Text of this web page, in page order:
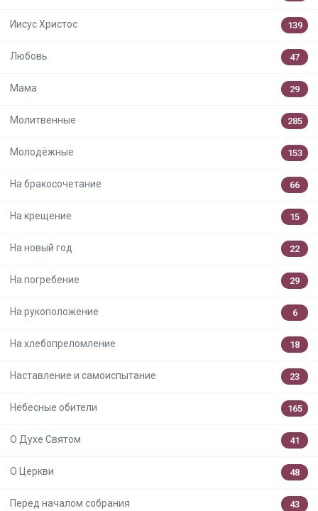
Иисус Христос 139
Любовь 47
Мама 29
Молитвенные 285
Молодёжные 153
На бракосочетание 66
На крещение 15
На новый год 22
На погребение 29
На рукоположение 6
На хлебопреломление 18
Наставление и самоиспытание 23
Небесные обители 165
О Духе Святом 41
О Церкви 48
Перед началом собрания 43